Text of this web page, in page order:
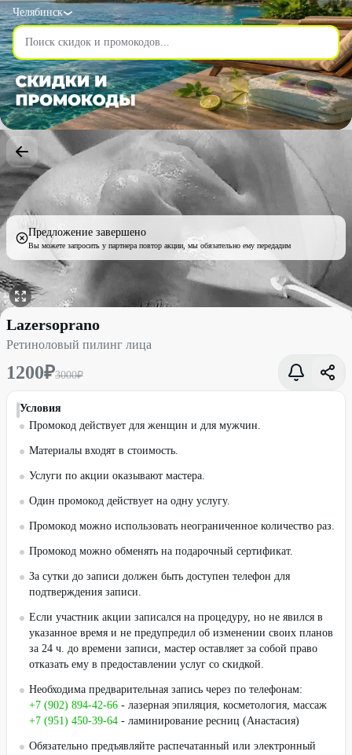
Челябинск
Предложение завершено
Вы можете запросить у партнера повтор акции, мы обязательно ему передадим
Ретиноловый пилинг лица со скидкой 60% - Lazersoprano в
Lazersoprano
Ретиноловый пилинг лица
1200₽3000₽
Условия
Промокод действует для женщин и для мужчин.
Материалы входят в стоимость.
Услуги по акции оказывают мастера.
Один промокод действует на одну услугу.
Промокод можно использовать неограниченное количество раз.
Промокод можно обменять на подарочный сертификат.
За сутки до записи должен быть доступен телефон для
подтверждения записи.
Если участник акции записался на процедуру, но не явился в
указанное время и не предупредил об изменении своих планов
за 24 ч. до времени записи, мастер оставляет за собой право
отказать ему в предоставлении услуг со скидкой.
Необходима предварительная запись через по телефонам:
+7 (902) 894-42-66 - лазерная эпиляция, косметология, массаж
+7 (951) 450-39-64 - ламинирование ресниц (Анастасия)
Обязательно предъявляйте распечатанный или электронный